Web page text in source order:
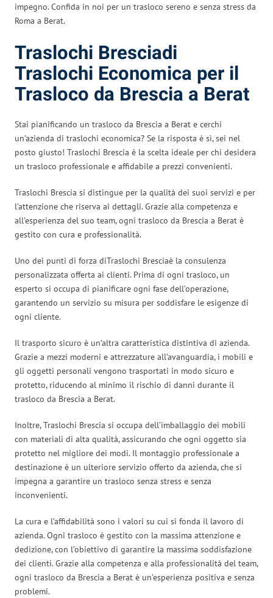
impegno. Confida in noi per un trasloco sereno e senza stress da
Roma a Berat.
Traslochi Bresciadi
Traslochi Economica per il
Trasloco da Brescia a Berat
Stai pianificando un trasloco da Brescia a Berat e cerchi
un’azienda di traslochi economica? Se la risposta è sì, sei nel
posto giusto! Traslochi Brescia è la scelta ideale per chi desidera
un trasloco professionale e affidabile a prezzi convenienti.
Traslochi Brescia si distingue per la qualità dei suoi servizi e per
l’attenzione che riserva ai dettagli. Grazie alla competenza e
all’esperienza del suo team, ogni trasloco da Brescia a Berat è
gestito con cura e professionalità.
Uno dei punti di forza diTraslochi Bresciaè la consulenza
personalizzata offerta ai clienti. Prima di ogni trasloco, un
esperto si occupa di pianificare ogni fase dell’operazione,
garantendo un servizio su misura per soddisfare le esigenze di
ogni cliente.
Il trasporto sicuro è un’altra caratteristica distintiva di azienda.
Grazie a mezzi moderni e attrezzature all’avanguardia, i mobili e
gli oggetti personali vengono trasportati in modo sicuro e
protetto, riducendo al minimo il rischio di danni durante il
trasloco da Brescia a Berat.
Inoltre, Traslochi Brescia si occupa dell’imballaggio dei mobili
con materiali di alta qualità, assicurando che ogni oggetto sia
protetto nel migliore dei modi. Il montaggio professionale a
destinazione è un ulteriore servizio offerto da azienda, che si
impegna a garantire un trasloco senza stress e senza
inconvenienti.
La cura e l’affidabilità sono i valori su cui si fonda il lavoro di
azienda. Ogni trasloco è gestito con la massima attenzione e
dedizione, con l’obiettivo di garantire la massima soddisfazione
dei clienti. Grazie alla competenza e alla professionalità del team,
ogni trasloco da Brescia a Berat è un’esperienza positiva e senza
problemi.